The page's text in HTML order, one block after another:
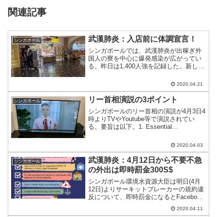
関連記事
シンガポール 武漢肺炎：入店前に体調宣言！
シンガポールでは、武漢肺炎が出稼ぎ外
国人の寮を中心に爆発感染が広がってい
る。昨日は1,400人強を記録した。新しい
に体調宣言が必要なところが出てきた。
2020.04.21
シンガポール リー首相演説の3ポイント
シンガポールのリー首相の演説が4月3日4
時よりTVやYoutube等で演説されてい
る。要旨は以下。1. Essential
supermarkets, clinics, hosp...
2020.04.03
シンガポール
武漢肺炎：4月12日から不要不急
の外出は即時罰金300S$
シンガポール環境水資源大臣は明日(4月
12日)よりサーキットブレーカーの規約違
反について、即時罰金になるとFacebook
上に投稿した。シンガポール在住の人は
Social Distancingに気をつけよう。
2020.04.11